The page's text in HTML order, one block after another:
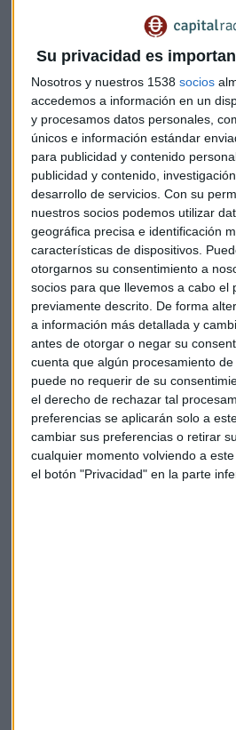
Su privacidad es
Nosotros y nuestros 1538 socios
accedemos a información en un
y procesamos datos personales,
únicos e información estándar
para publicidad y contenido
publicidad y contenido,
desarrollo de servicios. Con su
nuestros socios podemos utilizar
geográfica precisa e identificación
características de dispositivos.
otorgarnos su consentimiento a
socios para que llevemos a cabo el
previamente descrito. De forma
a información más detallada y
antes de otorgar o negar su
cuenta que algún procesamiento
puede no requerir de su
el derecho de rechazar tal
preferencias se aplicarán solo a
cambiar sus preferencias o retirar
cualquier momento volviendo a
el botón "Privacidad" en la parte
El último Estudio de la Gestión
España que impulsan Crédito y
detecta diversos déficits en la
riesgos comerciales de las
empresas españolas ha creado
comerciales que permiten la
recomendación de límites en la
controlar de forma sistemática y
la cartera de clientes, el mismo
El dato, obtenido a partir de la
gestores de empresa, muestra
anterior crisis económica:en 2012
su máximo histórico, cuando un
estructuró estos órganos
empresas no tiene integrado el uso
en la selección de clientes.